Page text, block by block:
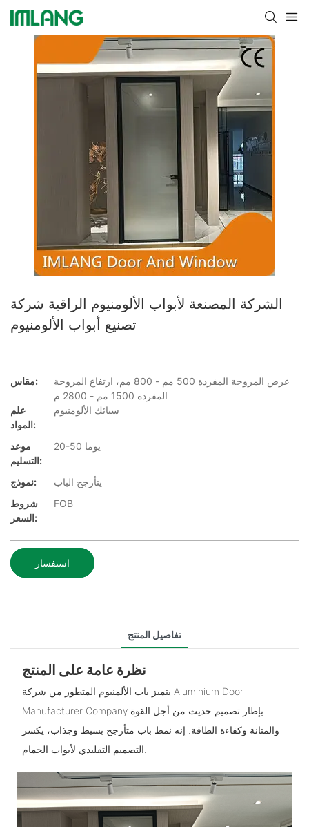
الشركة المصنعة لأبواب الألومنيوم الراقية شركة
تصنيع أبواب الألومنيوم
مقاس:
عرض المروحة المفردة 500 مم - 800 مم، ارتفاع المروحة
المفردة 1500 مم - 2800 م
علم
المواد:
سبائك الألومنيوم
موعد
التسليم:
20-50 يوما
نموذج:
يتأرجح الباب
شروط
السعر:
FOB
استفسار
تفاصيل المنتج
نظرة عامة على المنتج
يتميز باب الألمنيوم المتطور من شركة Aluminium Door
Manufacturer Company بإطار تصميم حديث من أجل القوة
والمتانة وكفاءة الطاقة. إنه نمط باب متأرجح بسيط وجذاب، يكسر